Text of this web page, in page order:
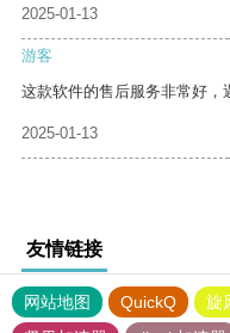
2025-01-13
游客
这款软件的售后服务非常好，
2025-01-13
友情链接
网站地图 QuickQ 旋